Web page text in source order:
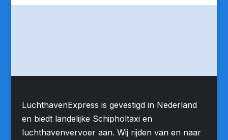
LuchthavenExpress is gevestigd in Nederland
en biedt landelijke Schipholtaxi en
luchthavenvervoer aan. Wij rijden van en naar